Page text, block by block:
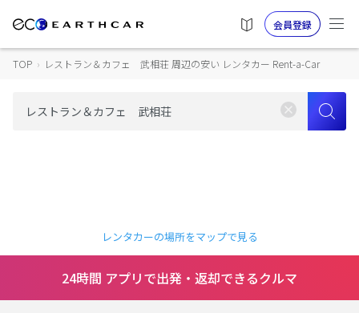
会員登録
TOP › レストラン＆カフェ 武相荘 周辺の安い レンタカー Rent-a-Car
レンタカーの場所をマップで見る
24時間 アプリで出発・返却できるクルマ